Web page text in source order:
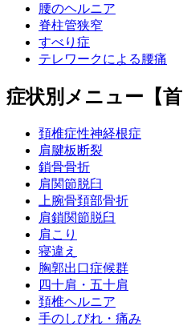
腰のヘルニア
脊柱管狭窄
すべり症
テレワークによる腰痛
症状別メニュー【首
頚椎症性神経根症
肩腱板断裂
鎖骨骨折
肩関節脱臼
上腕骨頚部骨折
肩鎖関節脱臼
肩こり
寝違え
胸郭出口症候群
四十肩・五十肩
頚椎ヘルニア
手のしびれ・痛み